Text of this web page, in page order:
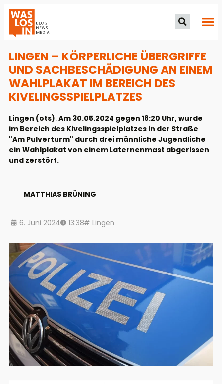
LINGEN – KÖRPERLICHE ÜBERGRIFFE
UND SACHBESCHÄDIGUNG AN EINEM
WAHLPLAKAT IM BEREICH DES
KIVELINGSSPIELPLATZES
Lingen (ots). Am 30.05.2024 gegen 18:20 Uhr, wurde
im Bereich des Kivelingsspielplatzes in der Straße
"Am Pulverturm" durch drei männliche Jugendliche
ein Wahlplakat von einem Laternenmast abgerissen
und zerstört.
MATTHIAS BRÜNING
6. Juni 2024 13:38 Lingen